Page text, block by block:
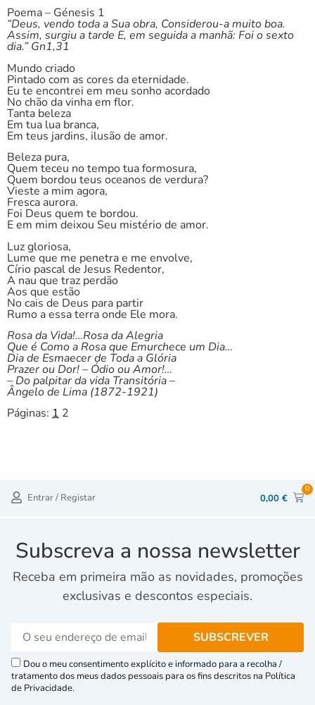
Poema – Génesis 1
“Deus, vendo toda a Sua obra, Considerou-a muito boa.
Assim, surgiu a tarde E, em seguida a manhã: Foi o sexto
dia.” Gn1,31
Mundo criado
Pintado com as cores da eternidade.
Eu te encontrei em meu sonho acordado
No chão da vinha em flor.
Tanta beleza
Em tua lua branca,
Em teus jardins, ilusão de amor.
Beleza pura,
Quem teceu no tempo tua formosura,
Quem bordou teus oceanos de verdura?
Vieste a mim agora,
Fresca aurora.
Foi Deus quem te bordou.
E em mim deixou Seu mistério de amor.
Luz gloriosa,
Lume que me penetra e me envolve,
Círio pascal de Jesus Redentor,
A nau que traz perdão
Aos que estão
No cais de Deus para partir
Rumo a essa terra onde Ele mora.
Rosa da Vida!…Rosa da Alegria
Que é Como a Rosa que Emurchece um Dia…
Dia de Esmaecer de Toda a Glória
Prazer ou Dor! – Ódio ou Amor!…
– Do palpitar da vida Transitória –
Ângelo de Lima (1872-1921)
Páginas: 1 2
Entrar / Registar 0,00 €
0
Subscreva a nossa newsletter
Receba em primeira mão as novidades, promoções
exclusivas e descontos especiais.
Dou o meu consentimento explícito e informado para a recolha /
tratamento dos meus dados pessoais para os fins descritos na Política
de Privacidade.